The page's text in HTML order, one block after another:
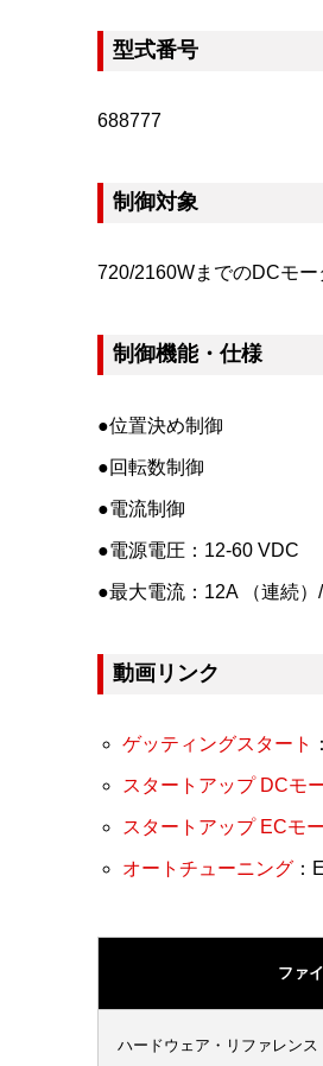
型式番号
688777
制御対象
720/2160WまでのDCモ
制御機能・仕様
●位置決め制御
●回転数制御
●電流制御
●電源電圧：12-60 VDC
●最大電流：12A （連続）/
動画リンク
ゲッティングスタート
スタートアップ DCモ
スタートアップ ECモ
オートチューニング：
ファ
ハードウェア・リファレンス